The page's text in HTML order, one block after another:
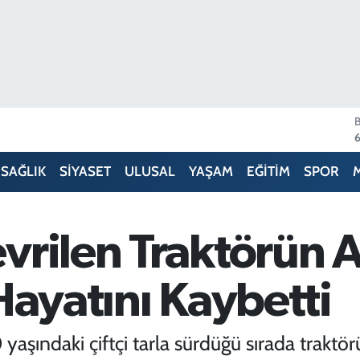
SAĞLIK SİYASET ULUSAL YAŞAM EĞİTİM SPOR
Traktörün
Kaybetti
çiftçi tarla sürdüğü sırada